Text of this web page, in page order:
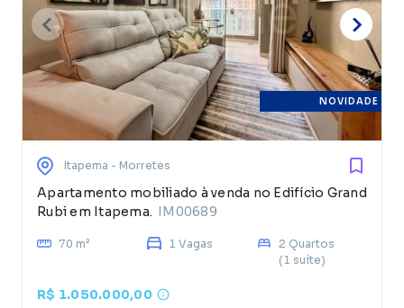
NOVIDADE
Itapema - Morretes
Apartamento mobiliado à venda no Edifício Grand
Rubi em Itapema. IM00689
70 m² 1 Vagas
2 Quartos
(1 suíte)
R$ 1.050.000,00